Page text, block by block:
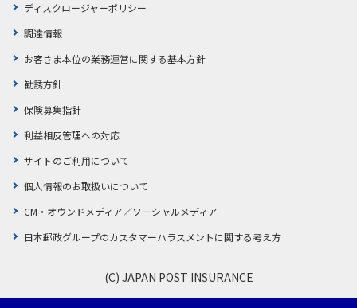
ディスクロージャーポリシー
調達情報
お客さま本位の業務運営に関する基本方針
勧誘方針
保険募集指針
利益相反管理への対応
サイトのご利用について
個人情報のお取扱いについて
CM・オウンドメディア／ソーシャルメディア
日本郵政グループのカスタマーハラスメントに関する考え方
(C) JAPAN POST INSURANCE